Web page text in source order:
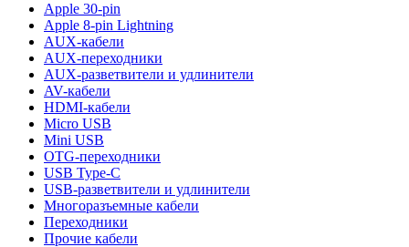
Apple 30-pin
Apple 8-pin Lightning
AUX-кабели
AUX-переходники
AUX-разветвители и удлинители
AV-кабели
HDMI-кабели
Micro USB
Mini USB
OTG-переходники
USB Type-C
USB-разветвители и удлинители
Многоразъемные кабели
Переходники
Прочие кабели